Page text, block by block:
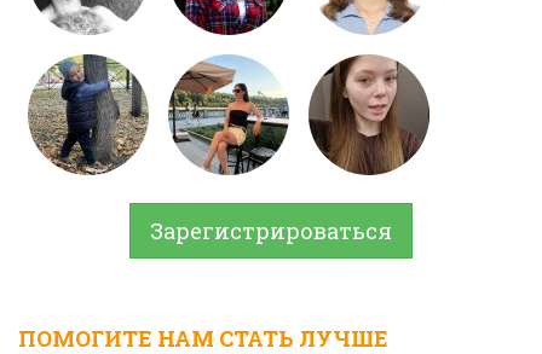
Зарегистрироваться
ПОМОГИТЕ НАМ СТАТЬ ЛУЧШЕ